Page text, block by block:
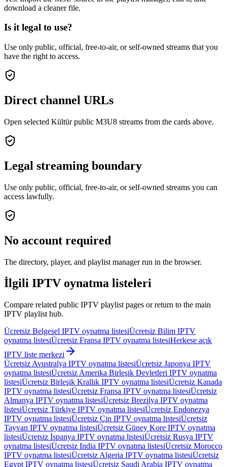
download a cleaner file.
Is it legal to use?
Use only public, official, free-to-air, or self-owned streams that you
have the right to access.
Direct channel URLs
Open selected Kültür public M3U8 streams from the cards above.
Legal streaming boundary
Use only public, official, free-to-air, or self-owned streams you can
access lawfully.
No account required
The directory, player, and playlist manager run in the browser.
İlgili IPTV oynatma listeleri
Compare related public IPTV playlist pages or return to the main
IPTV playlist hub.
Ücretsiz Belgesel IPTV oynatma listesiÜcretsiz Bilim IPTV
oynatma listesiÜcretsiz Fransa IPTV oynatma listesiHerkese açık
IPTV liste merkezi
Ücretsiz Avustralya IPTV oynatma listesiÜcretsiz Japonya IPTV
oynatma listesiÜcretsiz Amerika Birleşik Devletleri IPTV oynatma
listesiÜcretsiz Birleşik Krallık IPTV oynatma listesiÜcretsiz Kanada
IPTV oynatma listesiÜcretsiz Fransa IPTV oynatma listesiÜcretsiz
Almanya IPTV oynatma listesiÜcretsiz Brezilya IPTV oynatma
listesiÜcretsiz Türkiye IPTV oynatma listesiÜcretsiz Endonezya
IPTV oynatma listesiÜcretsiz Çin IPTV oynatma listesiÜcretsiz
Tayvan IPTV oynatma listesiÜcretsiz Güney Kore IPTV oynatma
listesiÜcretsiz İspanya IPTV oynatma listesiÜcretsiz Rusya IPTV
oynatma listesiÜcretsiz India IPTV oynatma listesiÜcretsiz Morocco
IPTV oynatma listesiÜcretsiz Algeria IPTV oynatma listesiÜcretsiz
Egypt IPTV oynatma listesiÜcretsiz Saudi Arabia IPTV oynatma